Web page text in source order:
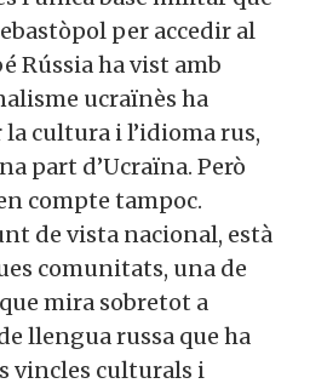
per accedir al
Rússia ha vist amb
ucraïnès ha
cultura i l’idioma rus,
part d’Ucraïna. Però
compte tampoc.
de vista nacional, està
comunitats, una de
mira sobretot a
llengua russa que ha
vincles culturals i